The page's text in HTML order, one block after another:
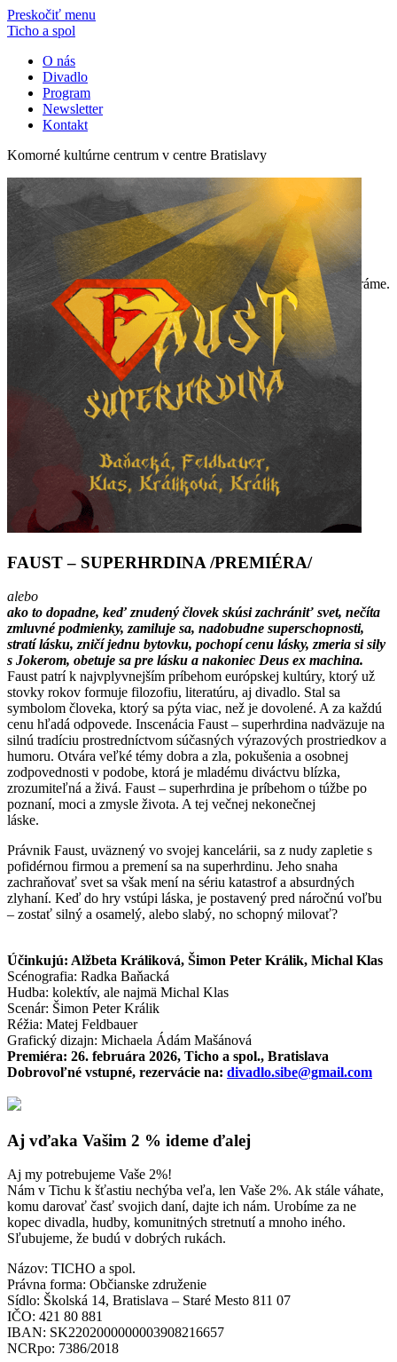
Preskočiť menu
Ticho a spol
O nás
Divadlo
Program
Newsletter
Kontakt
Komorné kultúrne centrum v centre Bratislavy
program
«July
V tomto mesiaci žiaľ nič nehráme.
FAUST – SUPERHRDINA /PREMIÉRA/
alebo
ako to dopadne, keď znudený človek skúsi zachrániť svet, nečíta
zmluvné podmienky, zamiluje sa, nadobudne superschopnosti,
stratí lásku, zničí jednu bytovku, pochopí cenu lásky, zmeria si sily
s Jokerom, obetuje sa pre lásku a nakoniec Deus ex machina.
Faust patrí k najvplyvnejším príbehom európskej kultúry, ktorý už
stovky rokov formuje filozofiu, literatúru, aj divadlo. Stal sa
symbolom človeka, ktorý sa pýta viac, než je dovolené. A za každú
cenu hľadá odpovede. Inscenácia Faust – superhrdina nadväzuje na
silnú tradíciu prostredníctvom súčasných výrazových prostriedkov a
humoru. Otvára veľké témy dobra a zla, pokušenia a osobnej
zodpovednosti v podobe, ktorá je mladému diváctvu blízka,
zrozumiteľná a živá. Faust – superhrdina je príbehom o túžbe po
poznaní, moci a zmysle života. A tej večnej nekonečnej
láske.
Právnik Faust, uväznený vo svojej kancelárii, sa z nudy zapletie s
pofidérnou firmou a premení sa na superhrdinu. Jeho snaha
zachraňovať svet sa však mení na sériu katastrof a absurdných
zlyhaní. Keď do hry vstúpi láska, je postavený pred náročnú voľbu
– zostať silný a osamelý, alebo slabý, no schopný milovať?
Účinkujú: Alžbeta Králiková, Šimon Peter Králik, Michal Klas
Scénografia: Radka Baňacká
Hudba: kolektív, ale najmä Michal Klas
Scenár: Šimon Peter Králik
Réžia: Matej Feldbauer
Grafický dizajn: Michaela Ádám Mašánová
Premiéra: 26. februára 2026, Ticho a spol., Bratislava
Dobrovoľné vstupné, rezervácie na: divadlo.sibe@gmail.com
Aj vďaka Vašim 2 % ideme ďalej
Aj my potrebujeme Vaše 2%!
Nám v Tichu k šťastiu nechýba veľa, len Vaše 2%. Ak stále váhate,
komu darovať časť svojich daní, dajte ich nám. Urobíme za ne
kopec divadla, hudby, komunitných stretnutí a mnoho iného.
Sľubujeme, že budú v dobrých rukách.
Názov: TICHO a spol.
Právna forma: Občianske združenie
Sídlo: Školská 14, Bratislava – Staré Mesto 811 07
IČO: 421 80 881
IBAN: SK2202000000003908216657
NCRpo: 7386/2018